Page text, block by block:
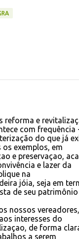
reforma e
com frequência
do que já
exemplos, em
e preservaçao,
e lazer da
na
jóia, seja em
de seu patrimônio
nossos
interesses do
de forma
a serem